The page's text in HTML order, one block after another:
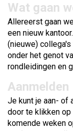
Wat gaan
Allereerst gaan
een nieuw
(nieuwe)
onder het genot
rondleidingen en
Aanmelden
Je kunt je aan- of
door te klikken op
komende weken